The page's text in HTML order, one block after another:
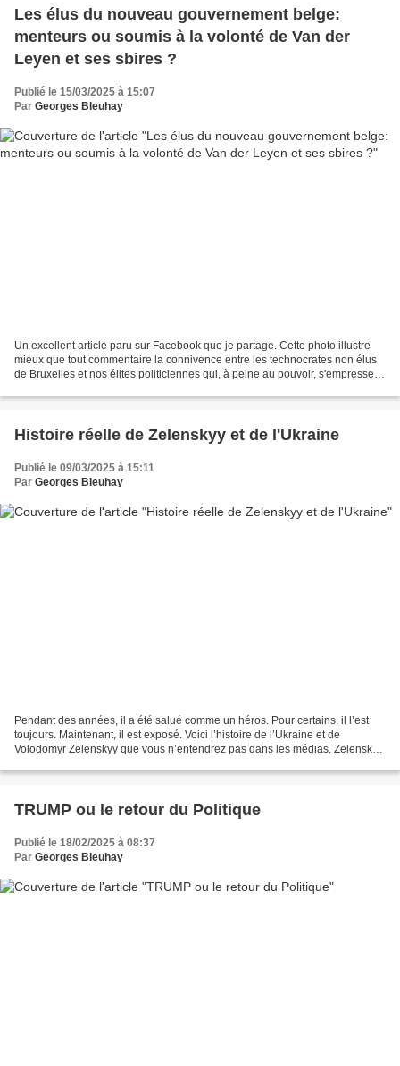
Les élus du nouveau gouvernement belge:
menteurs ou soumis à la volonté de Van der
Leyen et ses sbires ?
Publié le 15/03/2025 à 15:07
Par Georges Bleuhay
Un excellent article paru sur Facebook que je partage. Cette photo illustre
mieux que tout commentaire la connivence entre les technocrates non élus
de Bruxelles et nos élites politiciennes qui, à peine au pouvoir, s'empressent
Histoire réelle de Zelenskyy et de l'Ukraine
Publié le 09/03/2025 à 15:11
Par Georges Bleuhay
Pendant des années, il a été salué comme un héros. Pour certains, il l’est
toujours. Maintenant, il est exposé. Voici l’histoire de l’Ukraine et de
Volodomyr Zelenskyy que vous n’entendrez pas dans les médias. Zelenskyy
TRUMP ou le retour du Politique
Publié le 18/02/2025 à 08:37
Par Georges Bleuhay